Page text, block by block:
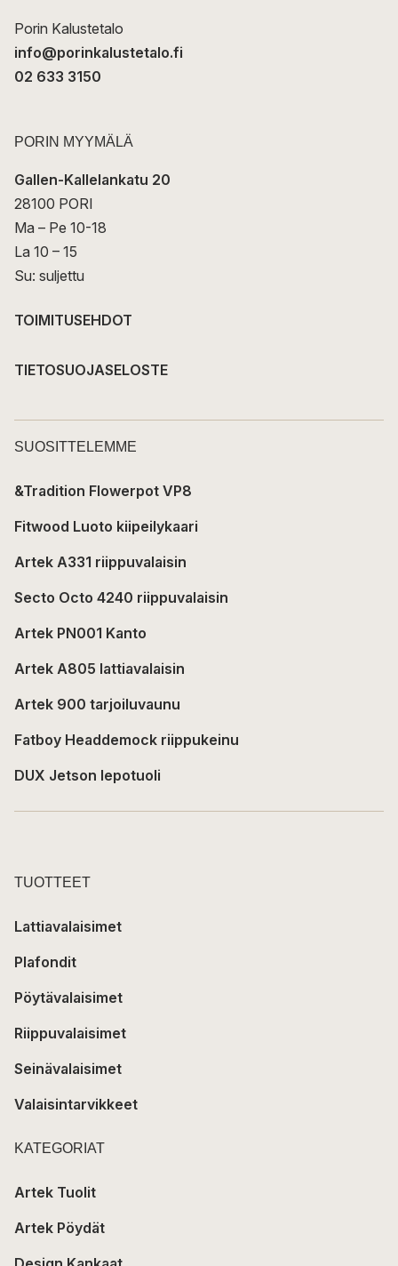
Porin Kalustetalo
info@porinkalustetalo.fi
02 633 3150
PORIN MYYMÄLÄ
Gallen-Kallelankatu 20
28100 PORI
Ma – Pe 10-18
La 10 – 15
Su: suljettu
TOIMITUSEHDOT
TIETOSUOJASELOSTE
SUOSITTELEMME
&Tradition Flowerpot VP8
Fitwood Luoto kiipeilykaari
Artek A331 riippuvalaisin
Secto Octo 4240 riippuvalaisin
Artek PN001 Kanto
Artek A805 lattiavalaisin
Artek 900 tarjoiluvaunu
Fatboy Headdemock riippukeinu
DUX Jetson lepotuoli
TUOTTEET
Lattiavalaisimet
Plafondit
Pöytävalaisimet
Riippuvalaisimet
Seinävalaisimet
Valaisintarvikkeet
KATEGORIAT
Artek Tuolit
Artek Pöydät